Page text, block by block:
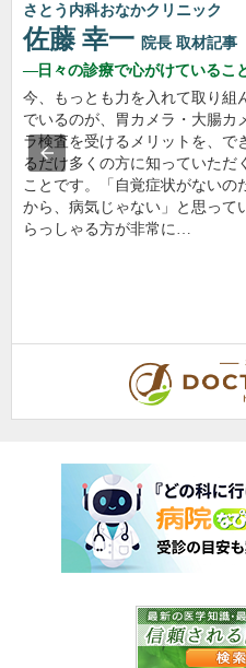
さとう内科おなかクリニック
佐藤 幸一 院長 取材記事
日々の診療で心がけているこ
今、もっとも力を入れて取り組
でいるのが、胃カメラ・大腸カ
ラ検査を受けるメリットを、で
るだけ多くの方に知っていただく
ことです。「自覚症状がないの
から、病気じゃない」と思って
らっしゃる方が非常に…